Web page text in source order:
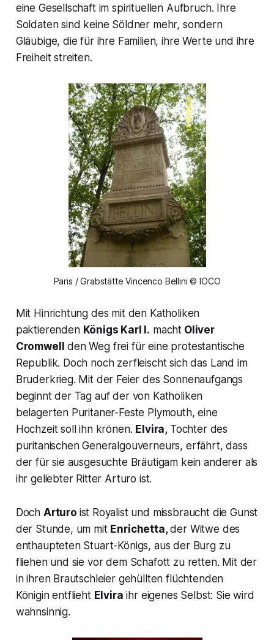
eine Gesellschaft im spirituellen Aufbruch. Ihre
Soldaten sind keine Söldner mehr, sondern
Gläubige, die für ihre Familien, ihre Werte und ihre
Freiheit streiten.
Paris / Grabstätte Vincenco Bellini © IOCO
Mit Hinrichtung des mit den Katholiken
paktierenden Königs Karl I. macht Oliver
Cromwell
den Weg frei für eine protestantische
Republik. Doch noch zerfleischt sich das Land im
Bruderkrieg. Mit der Feier des Sonnenaufgangs
beginnt der Tag auf der von Katholiken
belagerten Puritaner-Feste Plymouth, eine
Hochzeit soll ihn krönen. Elvira, Tochter des
puritanischen Generalgouverneurs, erfährt, dass
der für sie ausgesuchte Bräutigam kein anderer als
ihr geliebter Ritter Arturo ist.
Doch Arturo ist Royalist und missbraucht die Gunst
der Stunde, um mit Enrichetta,der Witwe des
enthaupteten Stuart-Königs, aus der Burg zu
fliehen und sie vor dem Schafott zu retten. Mit der
in ihren Brautschleier gehüllten flüchtenden
Königin entflieht Elvira ihr eigenes Selbst: Sie wird
wahnsinnig.